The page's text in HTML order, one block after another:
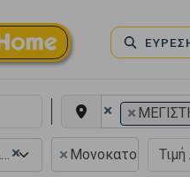
× ×
× × Μονοκατοικία